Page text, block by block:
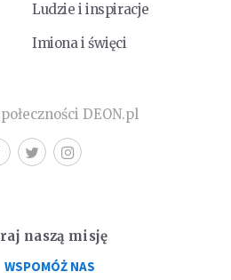
Ludzie i inspiracje
Imiona i święci
DEON.pl
naszą misję
WSPOMÓŻ NAS